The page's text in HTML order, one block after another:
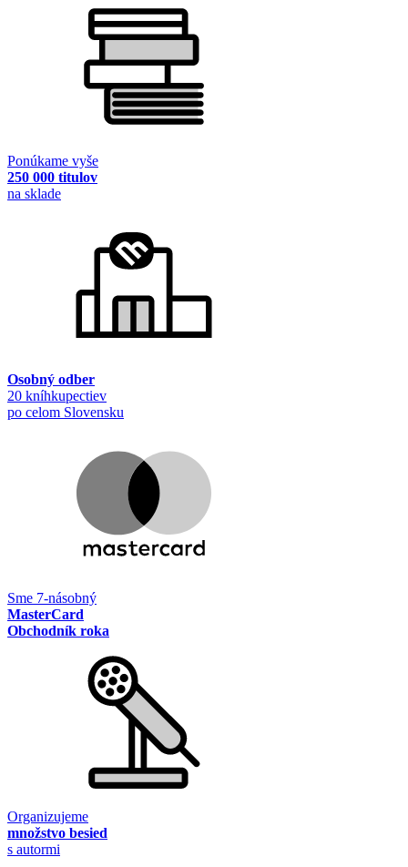
Ponúkame vyše
250 000 titulov
na sklade
Osobný odber
20 kníhkupectiev
po celom Slovensku
Sme 7-násobný
MasterCard
Obchodník roka
Organizujeme
množstvo besied
s autormi